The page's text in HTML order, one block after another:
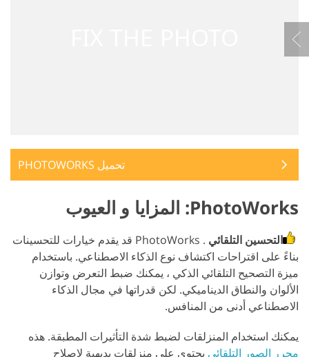
تحميل PHOTOWORKS
PhotoWorks: المزايا و العيوب
التحسين التلقائي
. PhotoWorks قد يقدم خيارات للتحسينات
بناءً على اقتراحات اكتشاف نوع الذكاء الاصطناعي. باستخدام
ميزة التصحيح التلقائي الذكي ، يمكنك ضبط التعرض وتوازن
الألوان والنطاق الديناميكي. لكن قدراتها في مجال الذكاء
الاصطناعي أدنى من المنافس.
يمكنك استخدام المنزلقات لضبط شدة التأثيرات المطبقة. هذه
محرر الصور التلقائي يحتوي على منزلقات بديهية لإصلاح